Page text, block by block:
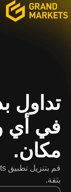
في أي
مكان.
بثقة.